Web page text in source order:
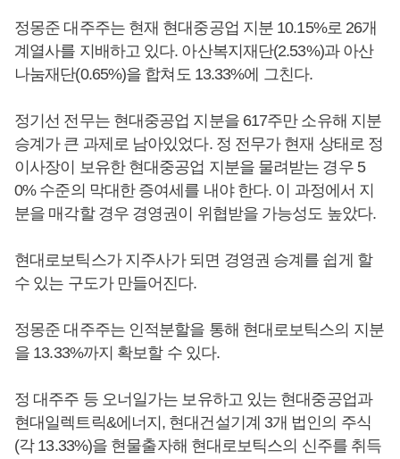
정몽준 대주주는 현재 현대중공업 지분 10.15%로 26개
계열사를 지배하고 있다. 아산복지재단(2.53%)과 아산
나눔재단(0.65%)을 합쳐도 13.33%에 그친다.
정기선 전무는 현대중공업 지분을 617주만 소유해 지분
승계가 큰 과제로 남아있었다. 정 전무가 현재 상태로 정
이사장이 보유한 현대중공업 지분을 물려받는 경우 5
0% 수준의 막대한 증여세를 내야 한다. 이 과정에서 지
분을 매각할 경우 경영권이 위협받을 가능성도 높았다.
현대로보틱스가 지주사가 되면 경영권 승계를 쉽게 할
수 있는 구도가 만들어진다.
정몽준 대주주는 인적분할을 통해 현대로보틱스의 지분
을 13.33%까지 확보할 수 있다.
정 대주주 등 오너일가는 보유하고 있는 현대중공업과
현대일렉트릭&에너지, 현대건설기계 3개 법인의 주식
(각 13.33%)을 현물출자해 현대로보틱스의 신주를 취득